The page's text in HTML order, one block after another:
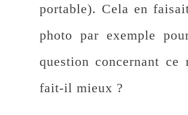
portable). Cela en
photo par exemple
question concernant
fait-il mieux ?